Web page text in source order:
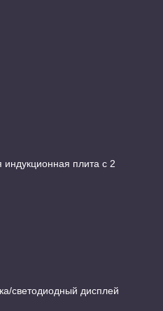
плита с 2
светодиодный дисплей